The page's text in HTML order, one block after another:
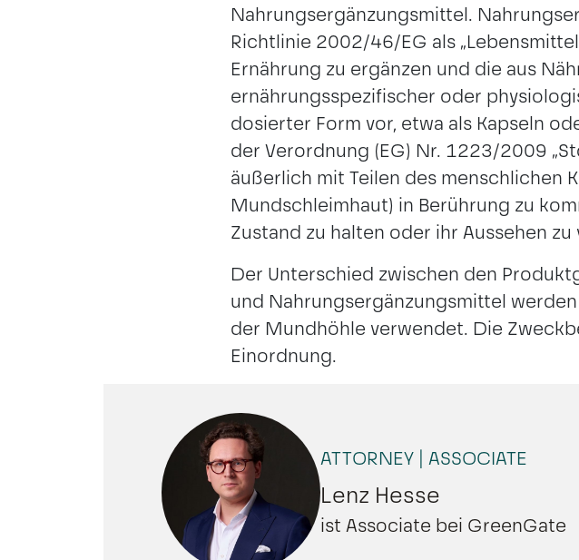
Nahrungsergänzungsmittel.
Richtlinie 2002/46/EG als
Ernährung zu ergänzen und die aus
ernährungsspezifischer oder
dosierter Form vor, etwa als Kapseln
der Verordnung (EG) Nr. 1223/2009
äußerlich mit Teilen des menschlichen
Mundschleimhaut) in Berührung zu
Zustand zu halten oder ihr Aussehen zu
Der Unterschied zwischen den
und Nahrungsergänzungsmittel
der Mundhöhle verwendet. Die
Einordnung.
ATTORNEY | ASSOCIATE
Lenz Hesse
ist Associate bei GreenGate